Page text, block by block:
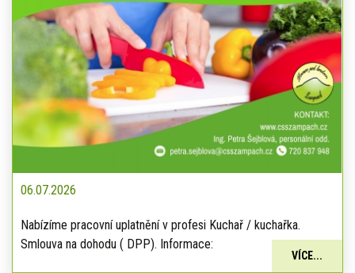
06.07.2026
Nabízíme pracovní uplatnění v profesi Kuchař / kuchařka.
Smlouva na dohodu ( DPP). Informace:
VÍCE...